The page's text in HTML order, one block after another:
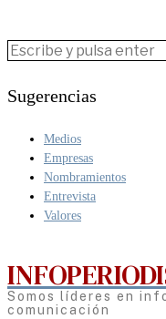
Sugerencias
Medios
Empresas
Nombramientos
Entrevista
Valores
Somos líderes en
comunicación